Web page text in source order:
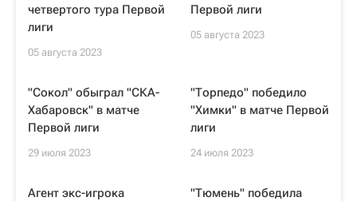
четвертого тура Первой
лиги
05 августа 2023
Первой лиги
05 августа 2023
"Сокол" обыграл "СКА-
Хабаровск" в матче
Первой лиги
29 июля 2023
"Торпедо" победило
"Химки" в матче Первой
лиги
24 июля 2023
Агент экс-игрока
"Тюмень" победила